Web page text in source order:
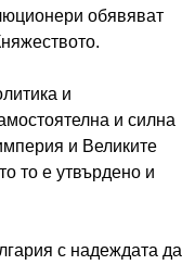
обявяват
и
и силна
и Великите
то е утвърдено и
с надеждата да